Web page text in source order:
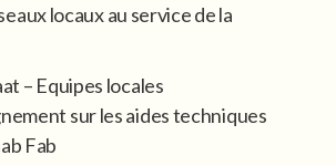
locaux au service de la
– Equipes locales
sur les aides techniques
Fab